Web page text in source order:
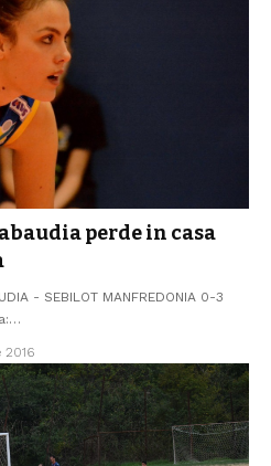
perde in casa
- SEBILOT MANFREDONIA 0-3
…
2016